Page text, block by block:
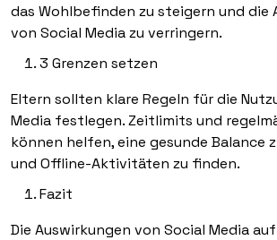
das Wohlbefinden zu steigern und die
von Social Media zu verringern.
3 Grenzen setzen
Eltern sollten klare Regeln für die
Media festlegen. Zeitlimits und
können helfen, eine gesunde Balance
und Offline-Aktivitäten zu finden.
Fazit
Die Auswirkungen von Social Media